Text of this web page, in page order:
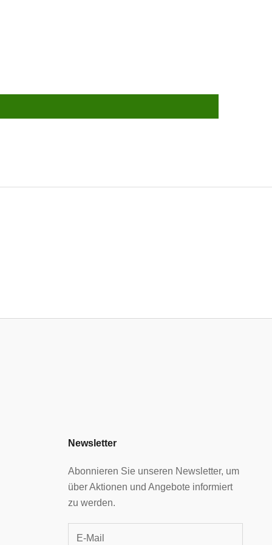
Newsletter
Abonnieren Sie unseren Newsletter, um
über Aktionen und Angebote informiert
zu werden.